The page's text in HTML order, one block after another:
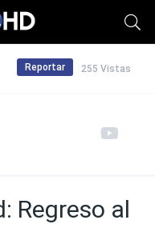
255 Vistas
Reportar
Regreso al